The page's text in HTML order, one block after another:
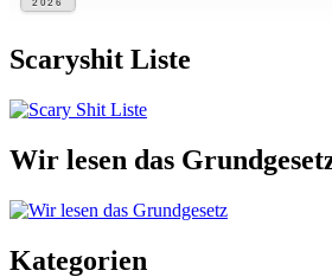
2026
Scaryshit Liste
Wir lesen das
Kategorien